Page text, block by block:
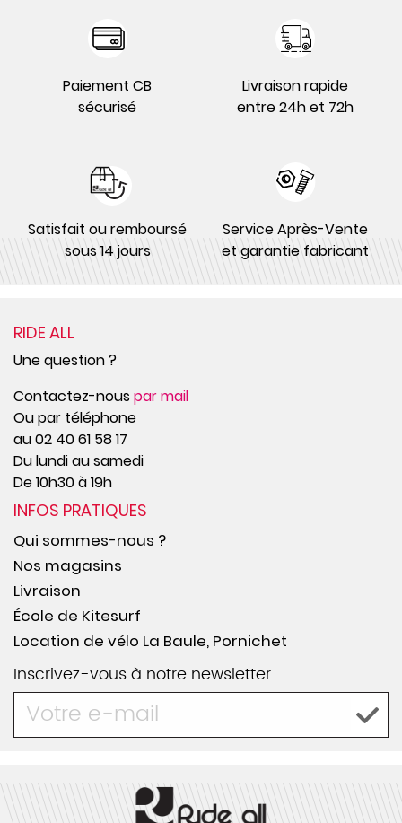
Paiement CB
sécurisé
Livraison rapide
entre 24h et 72h
Satisfait ou remboursé
sous 14 jours
Service Après-Vente
et garantie fabricant
RIDE ALL
Une question ?
Contactez-nouspar mail
Ou par téléphone
au 02 40 61 58 17
Du lundi au samedi
De 10h30 à 19h
INFOS PRATIQUES
Qui sommes-nous ?
Nos magasins
Livraison
École de Kitesurf
Location de vélo La Baule, Pornichet
Inscrivez-vous à notre newsletter